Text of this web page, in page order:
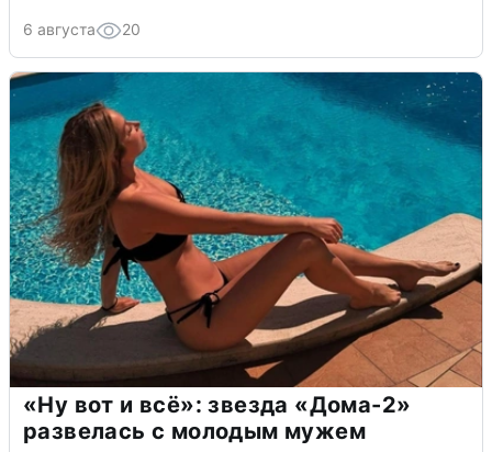
6 августа 20
«Ну вот и всё»: звезда «Дома-2»
развелась с молодым мужем